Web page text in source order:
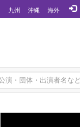
九州 沖縄 海外